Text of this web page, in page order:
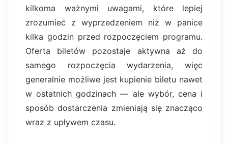
kilkoma ważnymi uwagami, które lepiej
zrozumieć z wyprzedzeniem niż w panice
kilka godzin przed rozpoczęciem programu.
Oferta biletów pozostaje aktywna aż do
samego rozpoczęcia wydarzenia, więc
generalnie możliwe jest kupienie biletu nawet
w ostatnich godzinach — ale wybór, cena i
sposób dostarczenia zmieniają się znacząco
wraz z upływem czasu.